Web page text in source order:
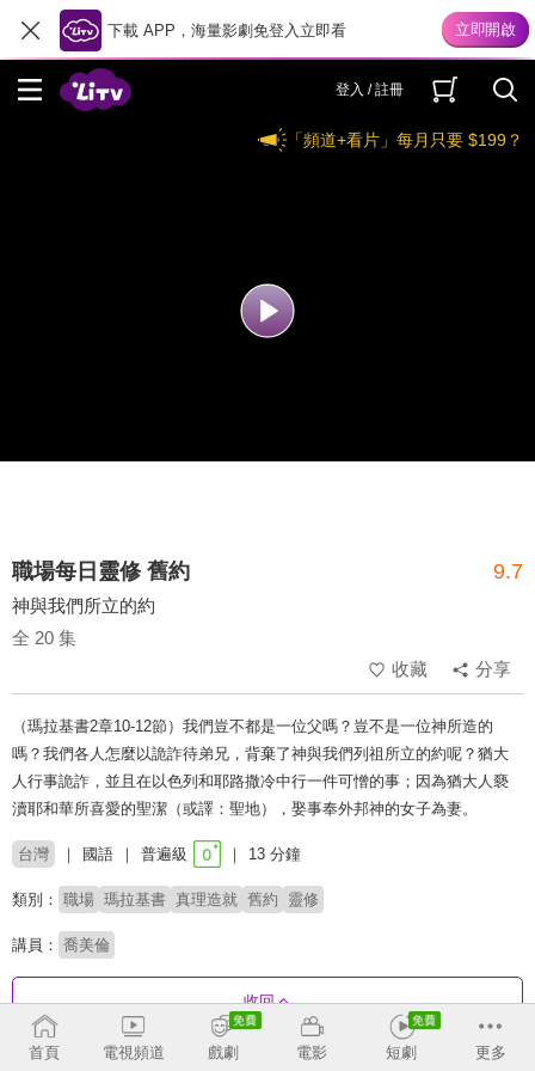
下載 APP，海量影劇免登入立即看
登入 / 註冊
「頻道+看片」每月只要 $199？
職場每日靈修 舊約 9.7
神與我們所立的約
全 20 集
收藏
分享
（瑪拉基書2章10-12節）我們豈不都是一位父嗎？豈不是一位神所造的
嗎？我們各人怎麼以詭詐待弟兄，背棄了神與我們列祖所立的約呢？猶大
人行事詭詐，並且在以色列和耶路撒冷中行一件可憎的事；因為猶大人褻
瀆耶和華所喜愛的聖潔（或譯：聖地），娶事奉外邦神的女子為妻。
台灣 國語 普遍級 13 分鐘
類別： 職場 瑪拉基書 真理造就 舊約 靈修
講員： 喬美倫
收回
首頁 電視頻道 戲劇 電影 短劇 更多